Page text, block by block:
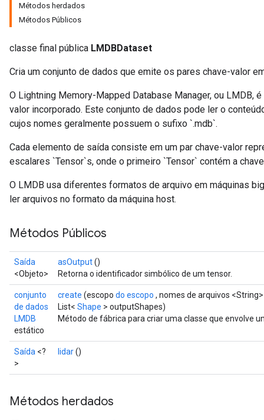
Métodos herdados
Métodos Públicos
classe final pública LMDBDataset
Cria um conjunto de dados que emite os pares chave-valor
O Lightning Memory-Mapped Database Manager, ou LMDB,
valor incorporado. Este conjunto de dados pode ler o
cujos nomes geralmente possuem o sufixo `.mdb`.
Cada elemento de saída consiste em um par chave-valor
escalares `Tensor`s, onde o primeiro `Tensor` contém a
O LMDB usa diferentes formatos de arquivo em máquinas
ler arquivos no formato da máquina host.
Métodos Públicos
Saída
<Objeto>
asOutput()
Retorna o identificador simbólico de um tensor.
conjunto
de dados
LMDB
estático
create (escopo do escopo , nomes de arquivos
List< Shape > outputShapes)
Método de fábrica para criar uma classe que envolve
Saída <?
>
lidar()
Métodos herdados